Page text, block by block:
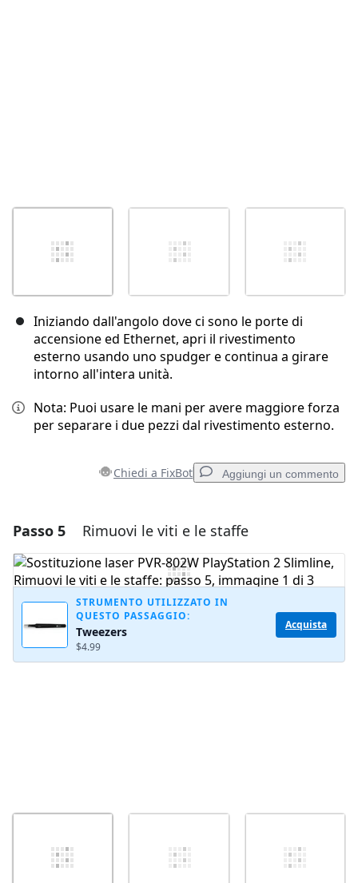
Iniziando dall'angolo dove ci sono le porte di
accensione ed Ethernet, apri il rivestimento
esterno usando uno spudger e continua a girare
intorno all'intera unità.
Nota: Puoi usare le mani per avere maggiore forza
per separare i due pezzi dal rivestimento esterno.
Chiedi a FixBot Aggiungi un commento
Aggiungi un commento
Aggiungi Commento
Pubblica commento
Passo 5 Rimuovi le viti e le staffe
STRUMENTO UTILIZZATO IN
QUESTO PASSAGGIO:
Tweezers
$4.99
Acquista